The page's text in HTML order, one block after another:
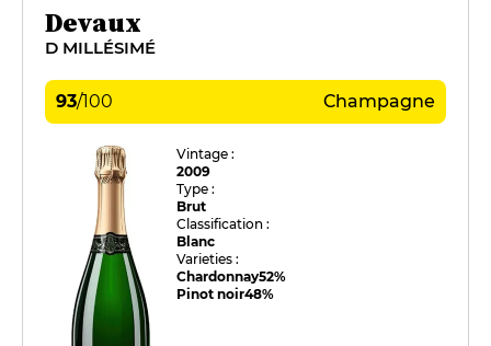
Devaux
D MILLÉSIMÉ
93/100 Champagne
Vintage :
2009
Type :
Brut
Classification :
Blanc
Varieties :
Chardonnay52%
Pinot noir48%